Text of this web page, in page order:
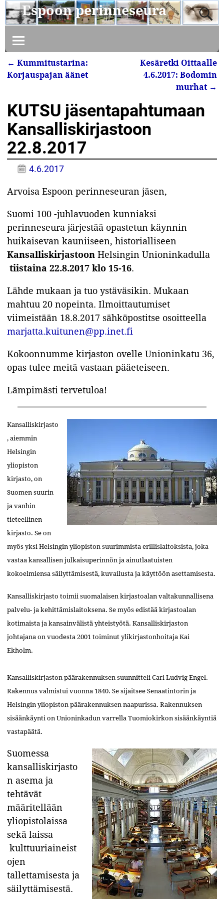
Espoon perinneseura
Artikkelin navigointi
← Kummitustarina:
Korjauspajan äänet
Kesäretki Oittaalle
4.6.2017: Bodomin
murhat →
KUTSU jäsentapahtumaan
Kansalliskirjastoon
22.8.2017
4.6.2017
Arvoisa Espoon perinneseuran jäsen,
Suomi 100 -juhlavuoden kunniaksi
perinneseura järjestää opastetun käynnin
huikaisevan kauniiseen, historialliseen
Kansalliskirjastoon Helsingin Unioninkadulla
tiistaina 22.8.2017 klo 15-16.
Lähde mukaan ja tuo ystäväsikin. Mukaan
mahtuu 20 nopeinta. Ilmoittautumiset
viimeistään 18.8.2017 sähköpostitse osoitteella
marjatta.kuitunen@pp.inet.fi
Kokoonnumme kirjaston ovelle Unioninkatu 36,
opas tulee meitä vastaan pääeteiseen.
Lämpimästi tervetuloa!
Kansalliskirjasto
, aiemmin
Helsingin
yliopiston
kirjasto, on
Suomen suurin
ja vanhin
tieteellinen
kirjasto. Se on
myös yksi Helsingin yliopiston suurimmista erillislaitoksista, joka
vastaa kansallisen julkaisuperinnön ja ainutlaatuisten
kokoelmiensa säilyttämisestä, kuvailusta ja käyttöön asettamisesta.
Kansalliskirjasto toimii suomalaisen kirjastoalan valtakunnallisena
palvelu- ja kehittämislaitoksena. Se myös edistää kirjastoalan
kotimaista ja kansainvälistä yhteistyötä. Kansalliskirjaston
johtajana on vuodesta 2001 toiminut ylikirjastonhoitaja Kai
Ekholm.
Kansalliskirjaston päärakennuksen suunnitteli Carl Ludvig Engel.
Rakennus valmistui vuonna 1840. Se sijaitsee Senaatintorin ja
Helsingin yliopiston päärakennuksen naapurissa. Rakennuksen
sisäänkäynti on Unioninkadun varrella Tuomiokirkon sisäänkäyntiä
vastapäätä.
Suomessa
kansalliskirjasto
n asema ja
tehtävät
määritellään
yliopistolaissa
sekä laissa
kulttuuriaineist
ojen
tallettamisesta ja
säilyttämisestä.